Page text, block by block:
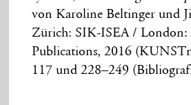
von Karoline Beltinger und
Zürich: SIK-ISEA / London:
Publications, 2016
117 und 228–249